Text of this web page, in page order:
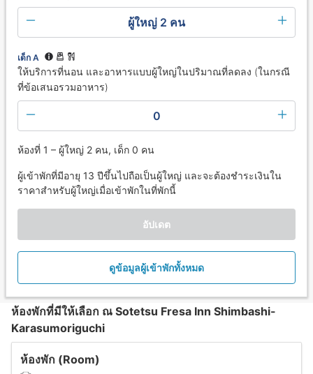
ผู้ใหญ่ 2 คน
เด็ก A
ให้บริการที่นอน และอาหารแบบผู้ใหญ่ในปริมาณที่ลดลง (ในกรณี
ที่ข้อเสนอรวมอาหาร)
0
ห้องที่ 1 – ผู้ใหญ่ 2 คน, เด็ก 0 คน
ผู้เข้าพักที่มีอายุ 13 ปีขึ้นไปถือเป็นผู้ใหญ่ และจะต้องชำระเงินใน
ราคาสำหรับผู้ใหญ่เมื่อเข้าพักในที่พักนี้
อัปเดต
ดูข้อมูลผู้เข้าพักทั้งหมด
ห้องพักที่มีให้เลือก ณ Sotetsu Fresa Inn Shimbashi-
Karasumoriguchi
ห้องพัก (Room)